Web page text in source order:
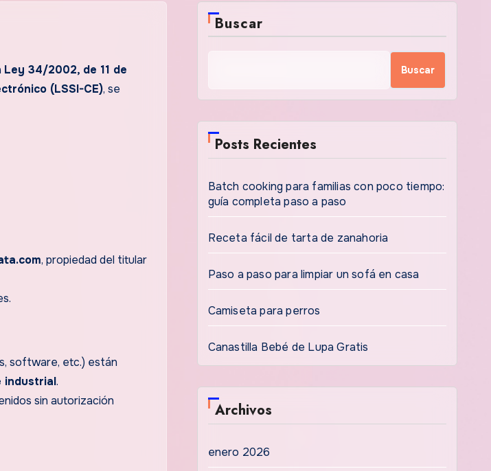
Ley 34/2002, de 11 de
(LSSI-CE), se
, propiedad del titular
software, etc.) están
industrial.
sin autorización
Buscar
Buscar
Posts Recientes
Batch cooking para familias con poco tiempo:
guía completa paso a paso
Receta fácil de tarta de zanahoria
Paso a paso para limpiar un sofá en casa
Camiseta para perros
Canastilla Bebé de Lupa Gratis
Archivos
enero 2026